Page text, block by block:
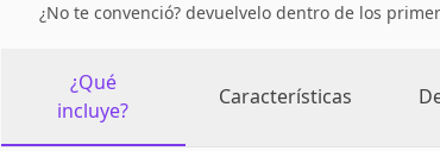
¿No te convenció? devuelvelo dentro de los
¿Qué
incluye?
Características